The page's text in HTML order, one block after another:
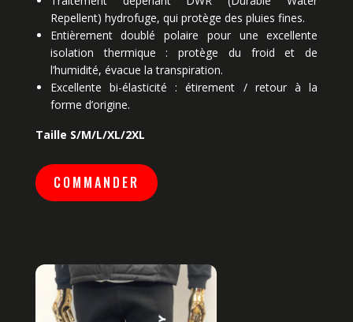
Repellent) hydrofuge, qui protège des pluies fines.
Entièrement doublé polaire pour une excellente
isolation thermique : protège du froid et de
l’humidité, évacue la transpiration.
Excellente bi-élasticité : étirement / retour à la
forme d’origine.
Taille S/M/L/XL/2XL
COMMANDER